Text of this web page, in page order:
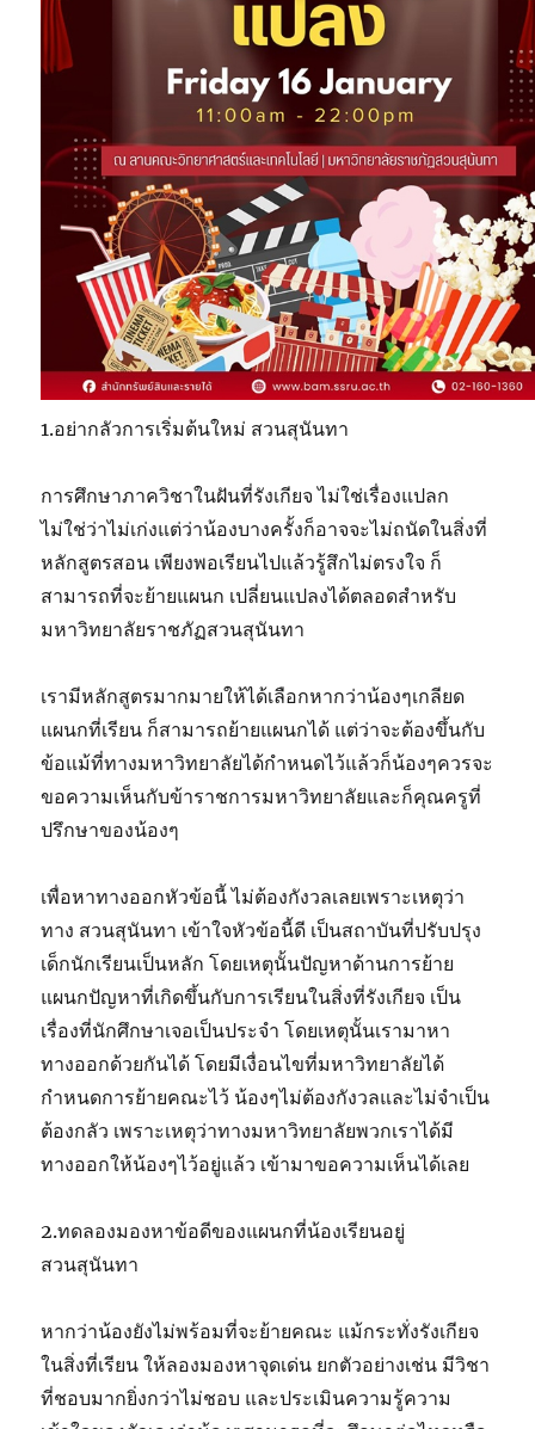
1.อย่ากลัวการเริ่มต้นใหม่ สวนสุนันทา
การศึกษาภาควิชาในฝันที่รังเกียจ ไม่ใช่เรื่องแปลก
ไม่ใช่ว่าไม่เก่งแต่ว่าน้องบางครั้งก็อาจจะไม่ถนัดในสิ่งที่
หลักสูตรสอน เพียงพอเรียนไปแล้วรู้สึกไม่ตรงใจ ก็
สามารถที่จะย้ายแผนก เปลี่ยนแปลงได้ตลอดสำหรับ
มหาวิทยาลัยราชภัฏสวนสุนันทา
เรามีหลักสูตรมากมายให้ได้เลือกหากว่าน้องๆเกลียด
แผนกที่เรียน ก็สามารถย้ายแผนกได้ แต่ว่าจะต้องขึ้นกับ
ข้อแม้ที่ทางมหาวิทยาลัยได้กำหนดไว้แล้วก็น้องๆควรจะ
ขอความเห็นกับข้าราชการมหาวิทยาลัยและก็คุณครูที่
ปรึกษาของน้องๆ
เพื่อหาทางออกหัวข้อนี้ ไม่ต้องกังวลเลยเพราะเหตุว่า
ทาง สวนสุนันทา เข้าใจหัวข้อนี้ดี เป็นสถาบันที่ปรับปรุง
เด็กนักเรียนเป็นหลัก โดยเหตุนั้นปัญหาด้านการย้าย
แผนกปัญหาที่เกิดขึ้นกับการเรียนในสิ่งที่รังเกียจ เป็น
เรื่องที่นักศึกษาเจอเป็นประจำ โดยเหตุนั้นเรามาหา
ทางออกด้วยกันได้ โดยมีเงื่อนไขที่มหาวิทยาลัยได้
กำหนดการย้ายคณะไว้ น้องๆไม่ต้องกังวลและไม่จำเป็น
ต้องกลัว เพราะเหตุว่าทางมหาวิทยาลัยพวกเราได้มี
ทางออกให้น้องๆไว้อยู่แล้ว เข้ามาขอความเห็นได้เลย
2.ทดลองมองหาข้อดีของแผนกที่น้องเรียนอยู่
สวนสุนันทา
หากว่าน้องยังไม่พร้อมที่จะย้ายคณะ แม้กระทั่งรังเกียจ
ในสิ่งที่เรียน ให้ลองมองหาจุดเด่น ยกตัวอย่างเช่น มีวิชา
ที่ชอบมากยิ่งกว่าไม่ชอบ และประเมินความรู้ความ